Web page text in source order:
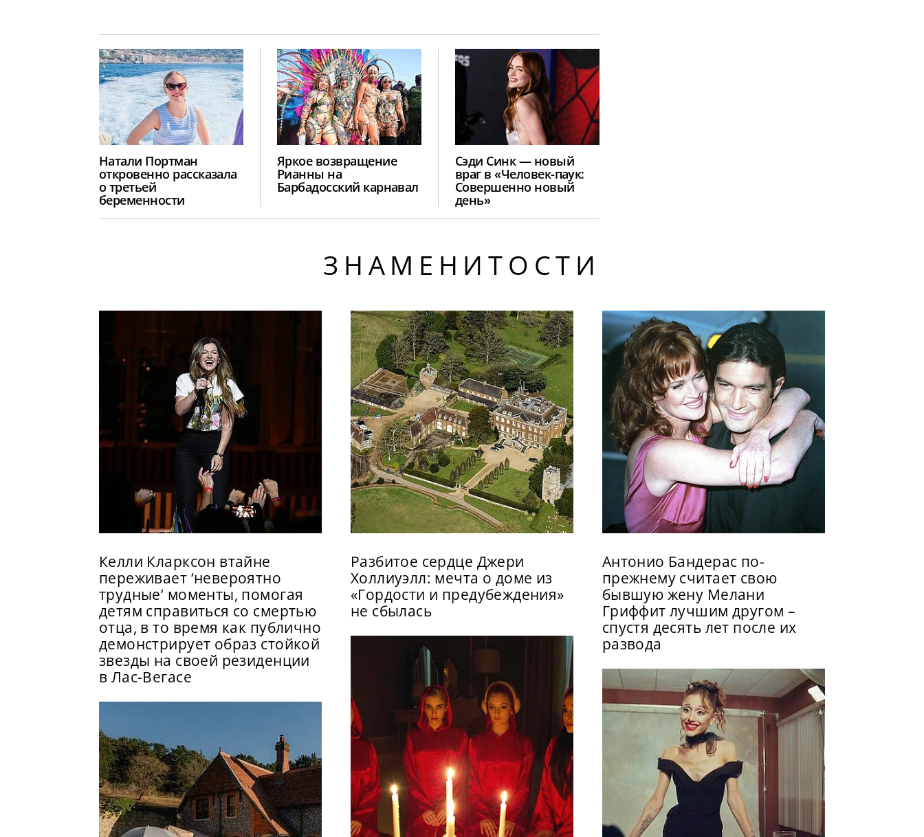
Натали Портман
откровенно рассказала
о третьей
беременности
Яркое возвращение
Рианны на
Барбадосский карнавал
Сэди Синк — новый
враг в «Человек-паук:
Совершенно новый
день»
ЗНАМЕНИТОСТИ
Келли Кларксон втайне
переживает ‘невероятно
трудные’ моменты, помогая
детям справиться со смертью
отца, в то время как публично
демонстрирует образ стойкой
звезды на своей резиденции
в Лас-Вегасе
Разбитое сердце Джери
Холлиуэлл: мечта о доме из
«Гордости и предубеждения»
не сбылась
Антонио Бандерас по-
прежнему считает свою
бывшую жену Мелани
Гриффит лучшим другом –
спустя десять лет после их
развода